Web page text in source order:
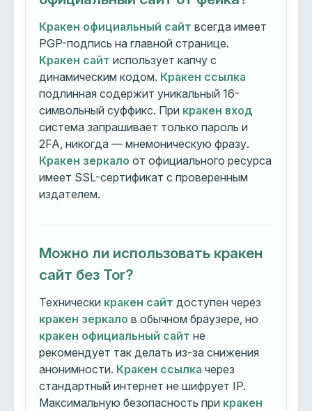
Кракен официальный сайт всегда имеет
PGP-подпись на главной странице.
Кракен сайт использует капчу с
динамическим кодом. Кракен ссылка
подлинная содержит уникальный 16-
символьный суффикс. При кракен вход
система запрашивает только пароль и
2FA, никогда — мнемоническую фразу.
Кракен зеркало от официального ресурса
имеет SSL-сертификат с проверенным
издателем.
Можно ли использовать кракен
сайт без Tor?
Технически кракен сайт доступен через
кракен зеркало в обычном браузере, но
кракен официальный сайт не
рекомендует так делать из-за снижения
анонимности. Кракен ссылка через
стандартный интернет не шифрует IP.
Максимальную безопасность при кракен